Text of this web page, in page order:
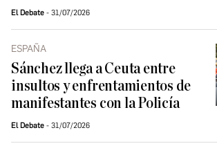
El Debate 31/07/2026
ESPAÑA
Sánchez llega a Ceuta entre
insultos y enfrentamientos de
manifestantes con la Policía
El Debate 31/07/2026